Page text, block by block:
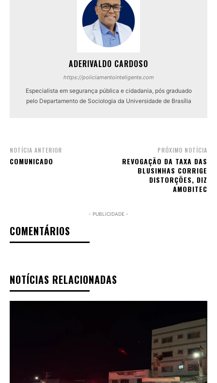
ADERIVALDO CARDOSO
https://policiamentointeligente.com
Especialista em segurança pública e cidadania, pós graduado
pelo Departamento de Sociologia da Universidade de Brasília
NOTÍCIA ANTERIOR
COMUNICADO
PRÓXIMO NOTÍCIA
REVOGAÇÃO DA TAXA DAS
BLUSINHAS CORRIGE
DISTORÇÕES, DIZ
AMOBITEC
- PUBLICIDADE -
COMENTÁRIOS
NOTÍCIAS RELACIONADAS